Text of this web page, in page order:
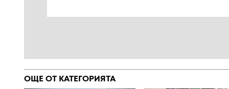
ОЩЕ ОТ КАТЕГОРИЯТА